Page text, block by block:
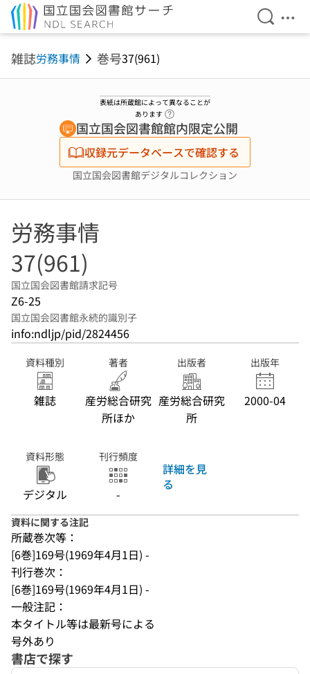
検索を
メ
雑誌労務事情 巻号37(961)
表紙は所蔵館によって異なることが
あります
国立国会図書館館内限定公開
収録元データベースで確認する
国立国会図書館デジタルコレクション
労務事情
37(961)
国立国会図書館請求記号
Z6-25
国立国会図書館永続的識別子
info:ndljp/pid/2824456
資料種別
雑誌
著者
産労総合研究
所ほか
出版者
産労総合研究
所
出版年
2000-04
資料形態
デジタル
刊行頻度
-
詳細を見
る
資料に関する注記
所蔵巻次等：
[6巻]169号(1969年4月1日) -
刊行巻次：
[6巻]169号(1969年4月1日) -
一般注記：
本タイトル等は最新号による
号外あり
書店で探す